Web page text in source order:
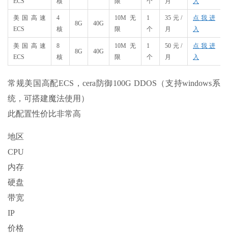
美国高速
ECS
4
核
8G 40G
10M无
限
1
个
35元/
月
点我进
入
美国高速
ECS
8
核
8G 40G
10M无
限
1
个
50元/
月
点我进
入
常规美国高配ECS，cera防御100G DDOS（支持windows系
统，可搭建魔法使用）
此配置性价比非常高
地区
CPU
内存
硬盘
带宽
IP
价格